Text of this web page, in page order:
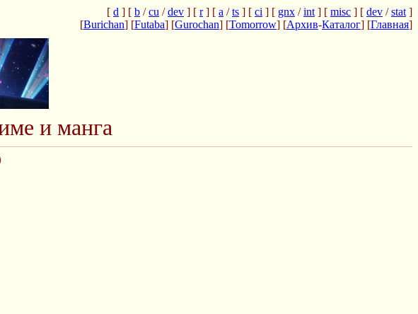
[ d ] [ b /cu /dev ] [ r] [ a /ts ] [ ci ] [ gnx /int ] [ misc ] [ dev /stat ]
[Burichan] [Futaba] [Gurochan] [Tomorrow] [Архив-Каталог] [Главная]
и манга